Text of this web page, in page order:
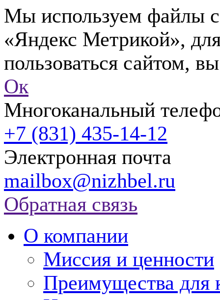
Мы используем файлы
«Яндекс Метрикой»,
пользоваться сайтом,
Ок
Многоканальный
+7 (831) 435-14-12
Электронная почта
mailbox@nizhbel.ru
Обратная связь
О компании
Миссия и ценности
Преимущества для